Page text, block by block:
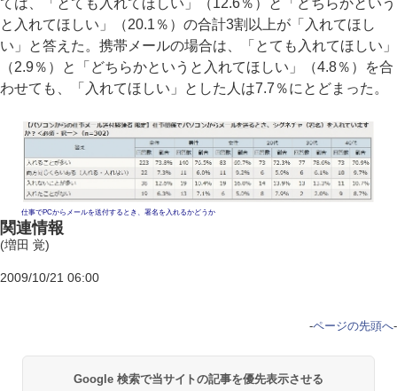
ては、「とても入れてほしい」（12.6％）と「どちらかという
と入れてほしい」（20.1％）の合計3割以上が「入れてほし
い」と答えた。携帯メールの場合は、「とても入れてほしい」
（2.9％）と「どちらかというと入れてほしい」（4.8％）を合
わせても、「入れてほしい」とした人は7.7％にとどまった。
仕事でPCからメールを送付するとき、署名を入れるかどうか
関連情報
(増田 覚)
2009/10/21 06:00
-ページの先頭へ-
Google 検索で当サイトの記事を優先表示させる